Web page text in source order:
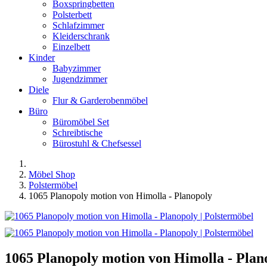
Boxspringbetten
Polsterbett
Schlafzimmer
Kleiderschrank
Einzelbett
Kinder
Babyzimmer
Jugendzimmer
Diele
Flur & Garderobenmöbel
Büro
Büromöbel Set
Schreibtische
Bürostuhl & Chefsessel
Möbel Shop
Polstermöbel
1065 Planopoly motion von Himolla - Planopoly
1065 Planopoly motion von Himolla -